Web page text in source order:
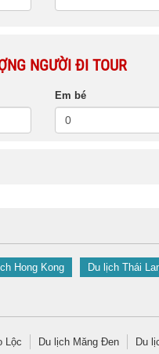
NGƯỜI ĐI TOUR
Em bé
Hong Kong Du lịch Thái
Lộc Du lịch Măng Đen Du